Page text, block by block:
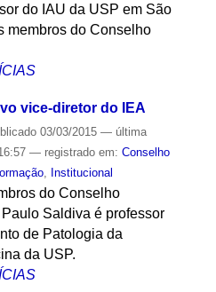
do IAU da USP em São
membros do Conselho
vice-diretor do IEA
03/03/2015 — última
— registrado em: Conselho
, Institucional
do Conselho
Saldiva é professor
de Patologia da
da USP.